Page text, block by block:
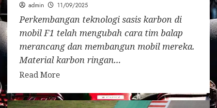
admin 11/09/2025
Perkembangan teknologi sasis karbon di
mobil F1 telah mengubah cara tim balap
merancang dan membangun mobil mereka.
Material karbon ringan...
Read More